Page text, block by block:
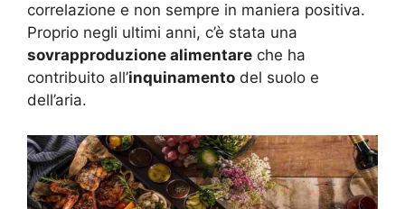
correlazione e non sempre in maniera positiva.
Proprio negli ultimi anni, c’è stata una
sovrapproduzione alimentare che ha
contribuito all’inquinamento del suolo e
dell’aria.